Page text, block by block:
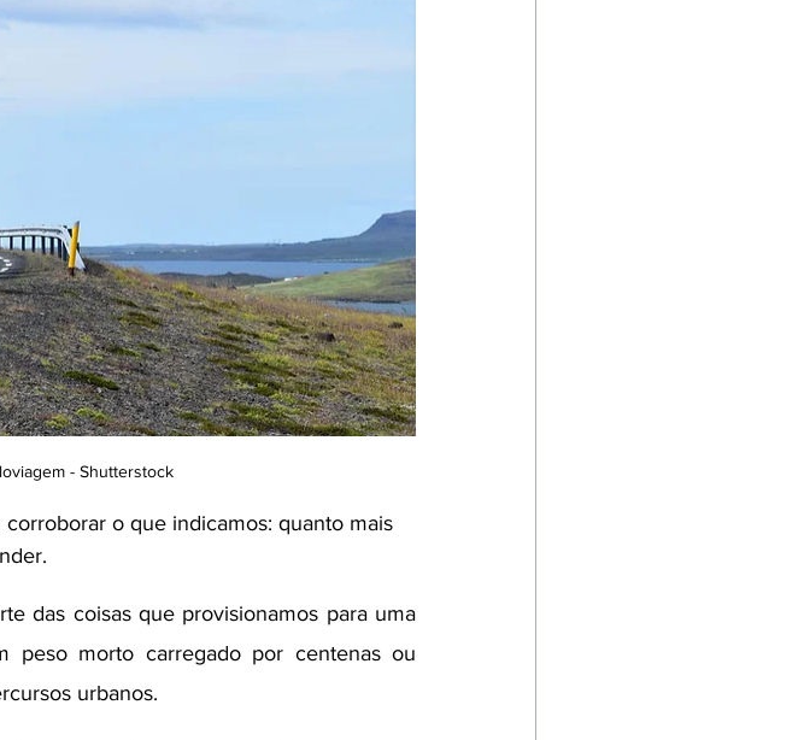
- Shutterstock
o que indicamos: quanto mais
das coisas que provisionamos para uma
peso morto carregado por centenas ou
urbanos.